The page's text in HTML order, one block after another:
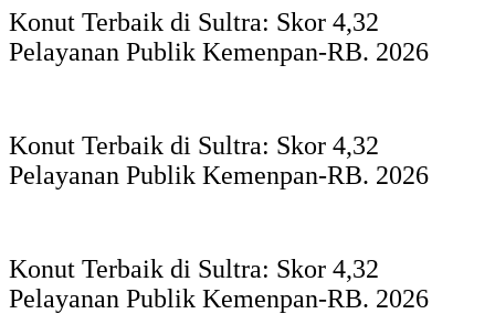
Konut Terbaik di Sultra: Skor 4,32
Pelayanan Publik Kemenpan-RB. 2026
Konut Terbaik di Sultra: Skor 4,32
Pelayanan Publik Kemenpan-RB. 2026
Konut Terbaik di Sultra: Skor 4,32
Pelayanan Publik Kemenpan-RB. 2026